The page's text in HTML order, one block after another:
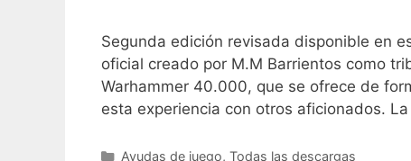
Segunda edición revisada disponible en
oficial creado por M.M Barrientos como
Warhammer 40.000, que se ofrece de
esta experiencia con otros aficionados.
Categorías
Ayudas de juego, Todas las descargas